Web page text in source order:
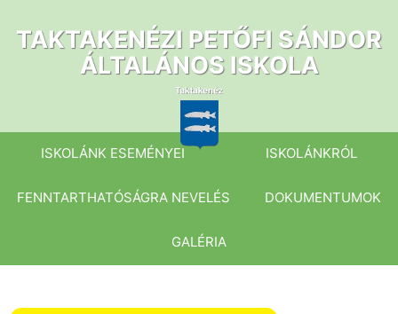
tartalomhoz
TAKTAKENÉZI PETŐFI SÁNDOR
ÁLTALÁNOS ISKOLA
ISKOLÁNK ESEMÉNYEI ISKOLÁNKRÓL
FENNTARTHATÓSÁGRA NEVELÉS DOKUMENTUMOK
GALÉRIA